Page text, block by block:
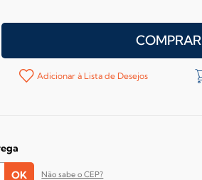
COMPRAR
Adicionar à Lista de Desejos
Não sabe o CEP?